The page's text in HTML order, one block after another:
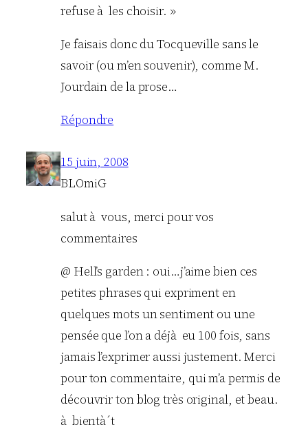
refuse à les choisir. »
Je faisais donc du Tocqueville sans le
savoir (ou m’en souvenir), comme M.
Jourdain de la prose…
Répondre
15 juin, 2008
BLOmiG
salut à vous, merci pour vos
commentaires
@ Hell’s garden : oui…j’aime bien ces
petites phrases qui expriment en
quelques mots un sentiment ou une
pensée que l’on a déjà eu 100 fois, sans
jamais l’exprimer aussi justement. Merci
pour ton commentaire, qui m’a permis de
découvrir ton blog très original, et beau.
à bientà´t